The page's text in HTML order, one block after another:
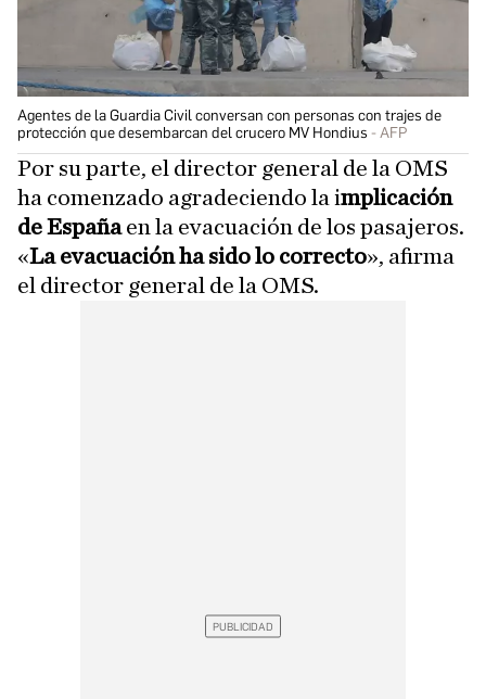
Agentes de la Guardia Civil conversan con personas con trajes de
protección que desembarcan del crucero MV Hondius
AFP
Por su parte, el director general de la OMS
ha comenzado agradeciendo la implicación
de Españaen la evacuación de los pasajeros.
«La evacuación ha sido lo correcto», afirma
el director general de la OMS.